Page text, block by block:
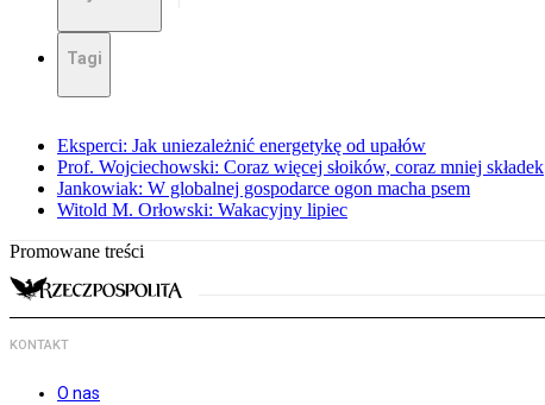
Tagi
Eksperci: Jak uniezależnić energetykę od upałów
Prof. Wojciechowski: Coraz więcej słoików, coraz mniej składek
Jankowiak: W globalnej gospodarce ogon macha psem
Witold M. Orłowski: Wakacyjny lipiec
Promowane treści
KONTAKT
O nas